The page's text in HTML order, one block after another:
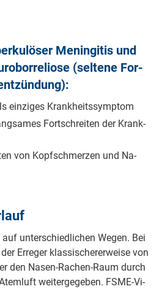
Me­nin­gi­tis und
(sel­te­ne For­
ein­zi­ges Krank­heits­symp­tom
Fort­schrei­ten der Krank­
von Kopf­schmer­zen und Na­
un­ter­schied­li­chen We­gen. Bei
Er­re­ger klas­si­sche­rer­wei­se von
den Na­sen-Ra­chen-Raum durch
wei­ter­ge­ge­ben. FSME-Vi­